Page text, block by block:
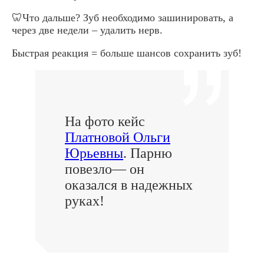
🦷Что дальше? Зуб необходимо зашинировать, а
через две недели – удалить нерв.
Быстрая реакция = больше шансов сохранить зуб!
На фото кейс
Платновой Ольги
Юрьевны. Парню
повезло— он
оказался в надежных
руках!